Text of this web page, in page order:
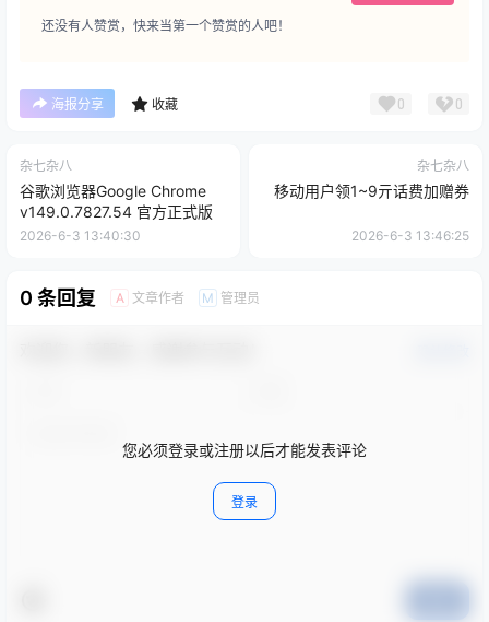
还没有人赞赏，快来当第一个赞赏的人吧！
海报分享 收藏 0 0
杂七杂八
谷歌浏览器Google Chrome
v149.0.7827.54 官方正式版
2026-6-3 13:40:30
杂七杂八
移动用户领1~9亓话费加赠券
2026-6-3 13:46:25
0 条回复 A 文章作者 M 管理员
您必须登录或注册以后才能发表评论
登录